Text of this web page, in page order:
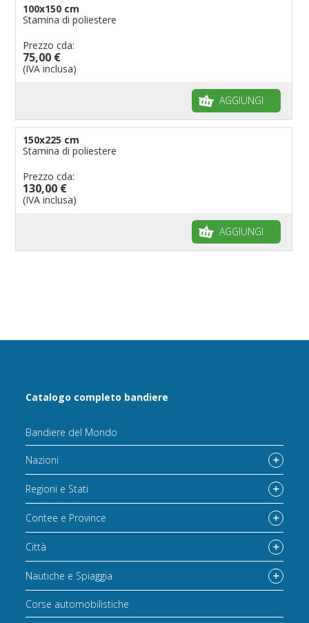
100x150 cm
Stamina di poliestere
Prezzo cda:
75,00 €
(IVA inclusa)
AGGIUNGI
150x225 cm
Stamina di poliestere
Prezzo cda:
130,00 €
(IVA inclusa)
AGGIUNGI
Catalogo completo bandiere
Bandiere del Mondo
Nazioni
Regioni e Stati
Contee e Province
Città
Nautiche e Spiaggia
Corse automobilistiche